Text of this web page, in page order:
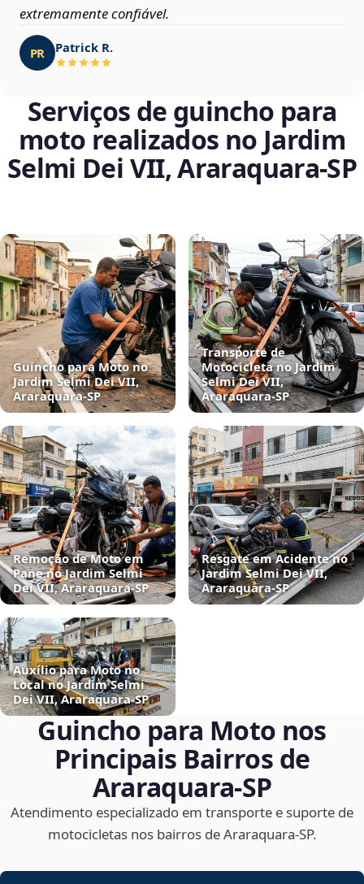
extremamente confiável.
PR Patrick R.
Serviços de guincho para
moto realizados no Jardim
Selmi Dei VII, Araraquara‑SP
Guincho para Moto no
Jardim Selmi Dei VII,
Araraquara‑SP
Transporte de
Motocicleta no Jardim
Selmi Dei VII,
Araraquara‑SP
Remoção de Moto em
Pane no Jardim Selmi
Dei VII, Araraquara‑SP
Resgate em Acidente no
Jardim Selmi Dei VII,
Araraquara‑SP
Auxílio para Moto no
Local no Jardim Selmi
Dei VII, Araraquara‑SP
Guincho para Moto nos
Principais Bairros de
Araraquara‑SP
Atendimento especializado em transporte e suporte de
motocicletas nos bairros de Araraquara‑SP.